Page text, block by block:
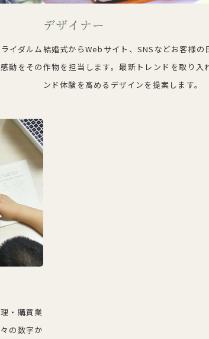
イダルム
動をその
デザイナー
結婚式からWebサイト、SNSなどお客様の
作物を担当します。最新トレンドを取り入
ンド体験を高めるデザインを提案します。
・購買業
の数字か